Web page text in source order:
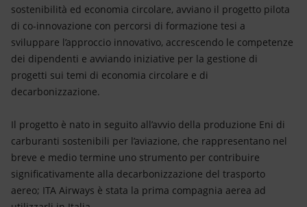
Innovazione
Scenari energetici
sostenibilità ed economia circolare, avviano il progetto pilota
di co-innovazione con percorsi di formazione tesi a
sviluppare l’approccio innovativo, accrescendo le competenze
dei dipendenti e avviando iniziative per la gestione di
progetti sui temi di economia circolare e di
decarbonizzazione.
Il progetto è nato in seguito all’avvio della produzione Eni di
carburanti sostenibili per l’aviazione, che rappresentano nel
breve e medio termine uno strumento per contribuire
significativamente alla decarbonizzazione del trasporto
aereo; ITA Airways è stata la prima compagnia aerea ad